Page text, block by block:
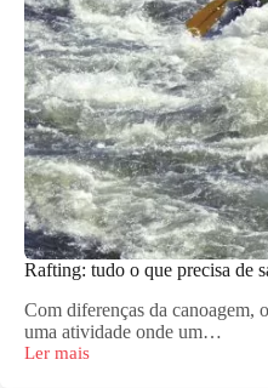
Rafting: tudo o que precisa de
Com diferenças da canoagem,
uma atividade onde um…
Ler mais
Rafting: